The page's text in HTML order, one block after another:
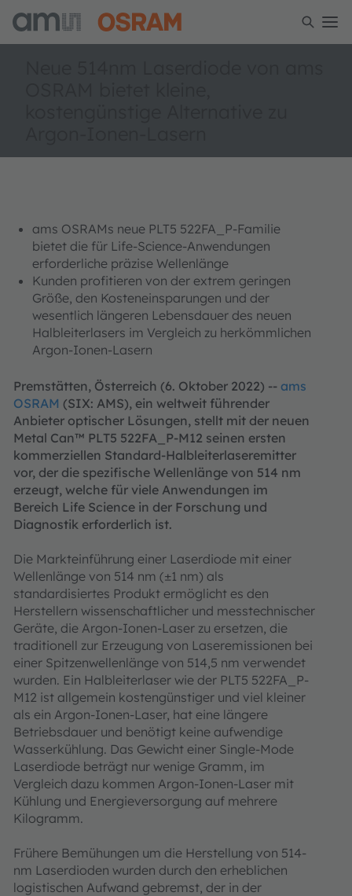
ams OSRAMs neue PLT5 522FA_P-Familie
bietet die für Life-Science-Anwendungen
erforderliche präzise Wellenlänge
Kunden profitieren von der extrem geringen
Größe, den Kosteneinsparungen und der
wesentlich längeren Lebensdauer des neuen
Halbleiterlasers im Vergleich zu herkömmlichen
Argon-Ionen-Lasern
Premstätten, Österreich (6. Oktober 2022) -- ams
OSRAM (SIX: AMS), ein weltweit führender
Anbieter optischer Lösungen, stellt mit der neuen
Metal Can™ PLT5 522FA_P-M12 seinen ersten
kommerziellen Standard-Halbleiterlaseremitter
vor, der die spezifische Wellenlänge von 514 nm
erzeugt, welche für viele Anwendungen im
Bereich Life Science in der Forschung und
Diagnostik erforderlich ist.
Die Markteinführung einer Laserdiode mit einer
Wellenlänge von 514 nm (±1 nm) als
standardisiertes Produkt ermöglicht es den
Herstellern wissenschaftlicher und messtechnischer
Geräte, die Argon-Ionen-Laser zu ersetzen, die
traditionell zur Erzeugung von Laseremissionen bei
einer Spitzenwellenlänge von 514,5 nm verwendet
wurden. Ein Halbleiterlaser wie der PLT5 522FA_P-
M12 ist allgemein kostengünstiger und viel kleiner
als ein Argon-Ionen-Laser, hat eine längere
Betriebsdauer und benötigt keine aufwendige
Wasserkühlung. Das Gewicht einer Single-Mode
Laserdiode beträgt nur wenige Gramm, im
Vergleich dazu kommen Argon-Ionen-Laser mit
Kühlung und Energieversorgung auf mehrere
Kilogramm.
Frühere Bemühungen um die Herstellung von 514-
nm Laserdioden wurden durch den erheblichen
logistischen Aufwand gebremst, der in der